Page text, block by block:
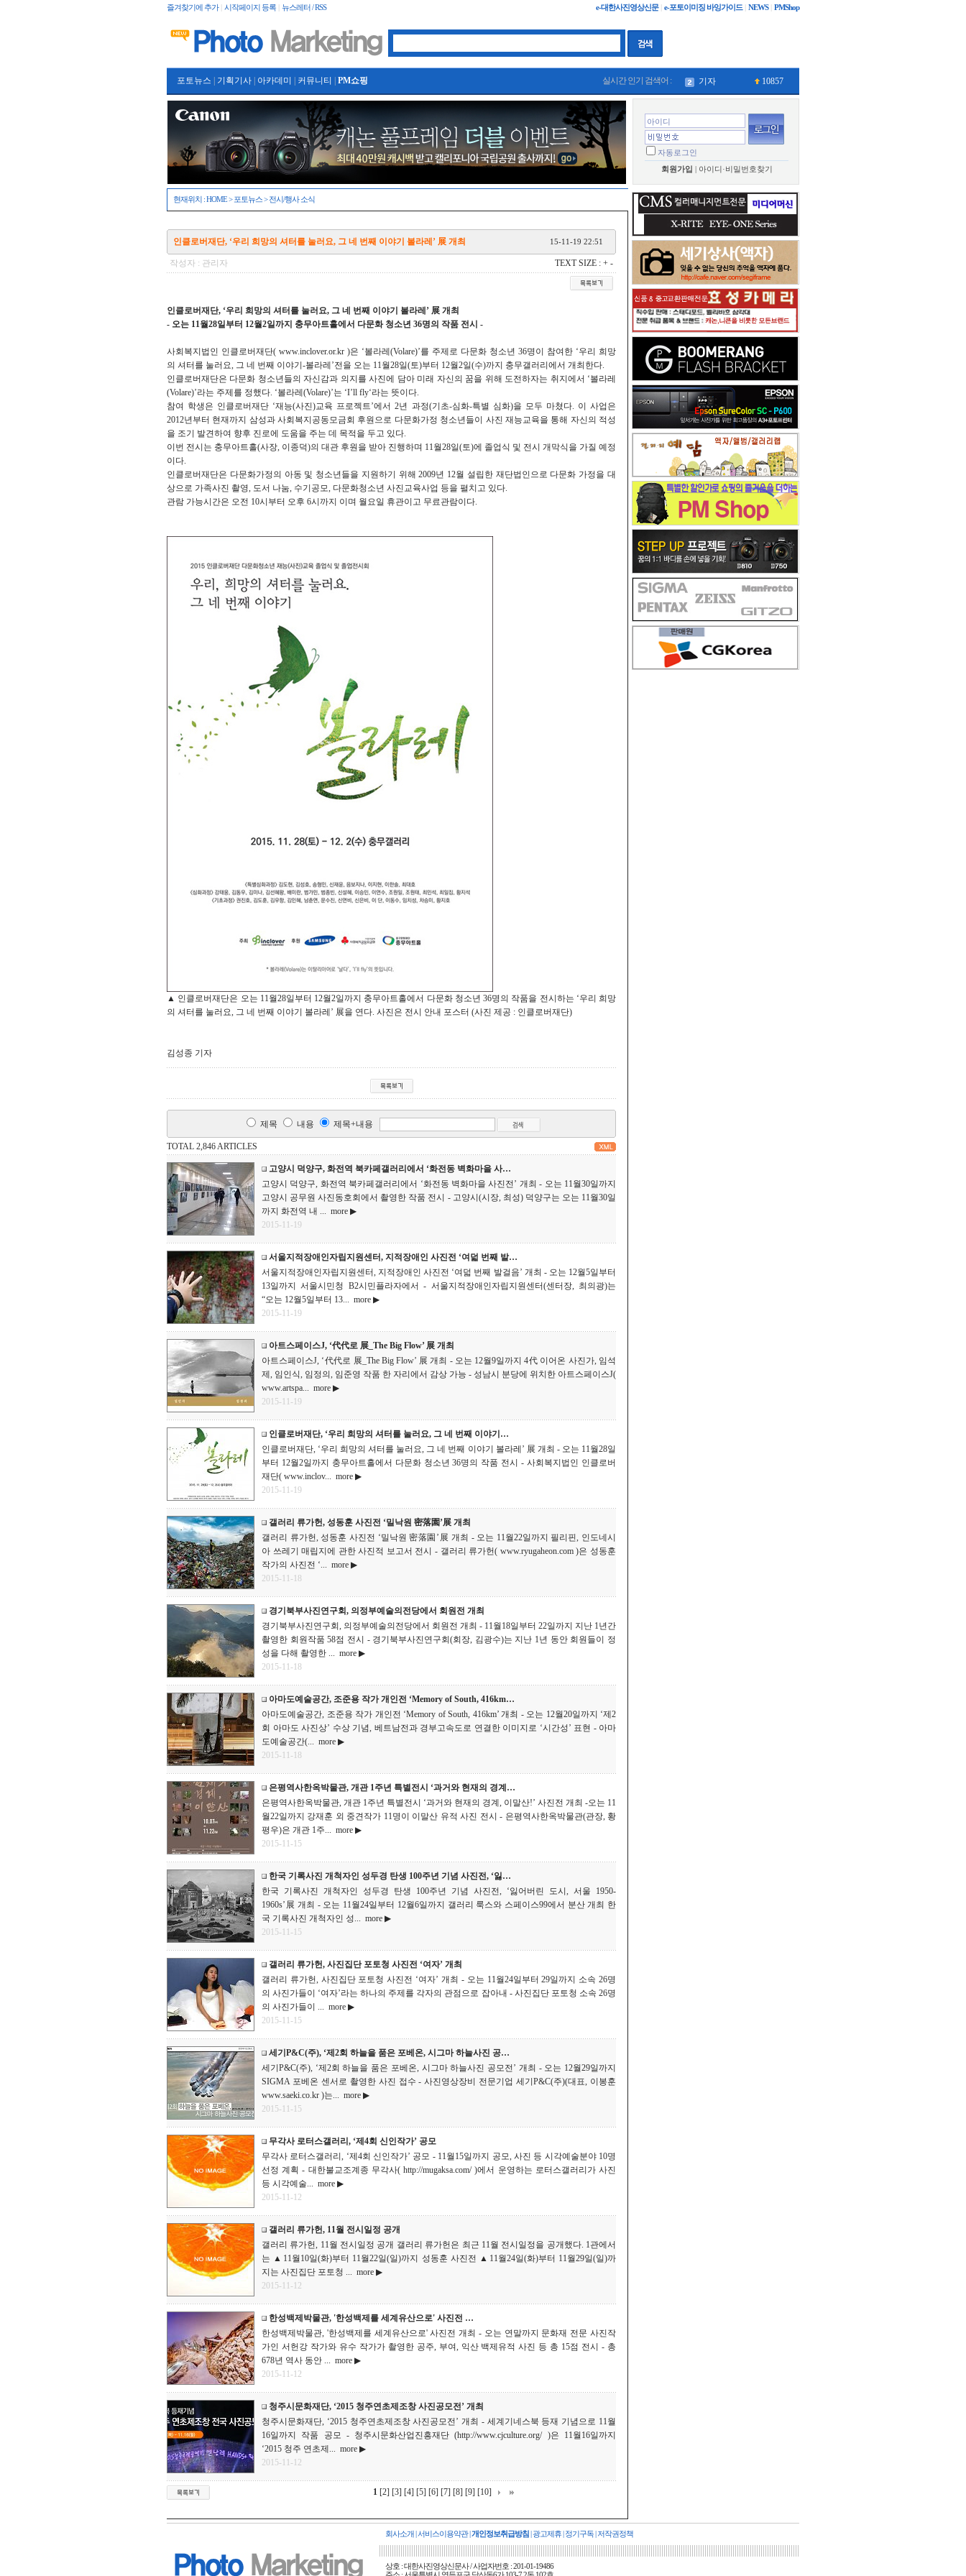
즐겨찾기에 추가| 시작페이지 등록 뉴스레터 / RSS e-대한사진영상신문| e-포토이미징 바잉가이드 NEWS| PMShop
포토뉴스 기획기사 아카데미 커뮤니티 PM쇼핑 실시간 인기 검색어 : 기자 10857
자동로그인
회원가입 아이디·비밀번호찾기
현재위치 :HOME>포토뉴스>전시/행사 소식
인클로버재단, ‘우리 희망의 셔터를 눌러요, 그 네 번째 이야기 볼라레’ 展 개최 15-11-19 22:51
작성자 : 관리자 TEXT SIZE : + -
인클로버재단, ‘우리 희망의 셔터를 눌러요, 그 네 번째 이야기 볼라레’ 展 개최
- 오는 11월28일부터 12월2일까지 충무아트홀에서 다문화 청소년 36명의 작품 전시 -
사회복지법인 인클로버재단( www.inclover.or.kr )은 ‘볼라레(Volare)’를 주제로 다문화 청소년 36명이 참여한 ‘우리 희망
의 셔터를 눌러요, 그 네 번째 이야기-볼라레’전을 오는 11월28일(토)부터 12월2일(수)까지 충무갤러리에서 개최한다.
인클로버재단은 다문화 청소년들의 자신감과 의지를 사진에 담아 미래 자신의 꿈을 위해 도전하자는 취지에서 ‘볼라레
(Volare)’라는 주제를 정했다. ‘볼라레(Volare)’는 ‘I’ll fly‘라는 뜻이다.
참여 학생은 인클로버재단 ‘재능(사진)교육 프로젝트’에서 2년 과정(기초-심화-특별 심화)을 모두 마쳤다. 이 사업은
2012년부터 현재까지 삼성과 사회복지공동모금회 후원으로 다문화가정 청소년들이 사진 재능교육을 통해 자신의 적성
을 조기 발견하여 향후 진로에 도움을 주는 데 목적을 두고 있다.
이번 전시는 충무아트홀(사장, 이종덕)의 대관 후원을 받아 진행하며 11월28일(토)에 졸업식 및 전시 개막식을 가질 예정
이다.
인클로버재단은 다문화가정의 아동 및 청소년들을 지원하기 위해 2009년 12월 설립한 재단법인으로 다문화 가정을 대
상으로 가족사진 촬영, 도서 나눔, 수기공모, 다문화청소년 사진교육사업 등을 펼치고 있다.
관람 가능시간은 오전 10시부터 오후 6시까지 이며 월요일 휴관이고 무료관람이다.
▲ 인클로버재단은 오는 11월28일부터 12월2일까지 충무아트홀에서 다문화 청소년 36명의 작품을 전시하는 ‘우리 희망
의 셔터를 눌러요, 그 네 번째 이야기 볼라레’ 展을 연다. 사진은 전시 안내 포스터 (사진 제공 : 인클로버재단)
김성종 기자
제목 내용 제목+내용
TOTAL 2,846 ARTICLES
고양시 덕양구, 화전역 북카페갤러리에서 ‘화전동 벽화마을 사…
고양시 덕양구, 화전역 북카페갤러리에서 ‘화전동 벽화마을 사진전’ 개최 - 오는 11월30일까지
고양시 공무원 사진동호회에서 촬영한 작품 전시 - 고양시(시장, 최성) 덕양구는 오는 11월30일
까지 화전역 내 ... more ▶
2015-11-19
서울지적장애인자립지원센터, 지적장애인 사진전 ‘여덟 번째 발…
서울지적장애인자립지원센터, 지적장애인 사진전 ‘여덟 번째 발걸음’ 개최 - 오는 12월5일부터
13일까지 서울시민청 B2시민플라자에서 - 서울지적장애인자립지원센터(센터장, 최의광)는
“오는 12월5일부터 13... more ▶
2015-11-19
아트스페이스J, ‘代代로 展_The Big Flow’ 展 개최
아트스페이스J, ‘代代로 展_The Big Flow’ 展 개최 - 오는 12월9일까지 4代 이어온 사진가, 임석
제, 임인식, 임정의, 임준영 작품 한 자리에서 감상 가능 - 성남시 분당에 위치한 아트스페이스J(
www.artspa... more ▶
2015-11-19
인클로버재단, ‘우리 희망의 셔터를 눌러요, 그 네 번째 이야기…
인클로버재단, ‘우리 희망의 셔터를 눌러요, 그 네 번째 이야기 볼라레’ 展 개최 - 오는 11월28일
부터 12월2일까지 충무아트홀에서 다문화 청소년 36명의 작품 전시 - 사회복지법인 인클로버
재단( www.inclov... more ▶
2015-11-19
갤러리 류가헌, 성동훈 사진전 ‘밀낙원 密落園’展 개최
갤러리 류가헌, 성동훈 사진전 ‘밀낙원 密落園’展 개최 - 오는 11월22일까지 필리핀, 인도네시
아 쓰레기 매립지에 관한 사진적 보고서 전시 - 갤러리 류가헌( www.ryugaheon.com )은 성동훈
작가의 사진전 ‘... more ▶
2015-11-18
경기북부사진연구회, 의정부예술의전당에서 회원전 개최
경기북부사진연구회, 의정부예술의전당에서 회원전 개최 - 11월18일부터 22일까지 지난 1년간
촬영한 회원작품 58점 전시 - 경기북부사진연구회(회장, 김광수)는 지난 1년 동안 회원들이 정
성을 다해 촬영한 ... more ▶
2015-11-18
아마도예술공간, 조준용 작가 개인전 ‘Memory of South, 416km…
아마도예술공간, 조준용 작가 개인전 ‘Memory of South, 416km’ 개최 - 오는 12월20일까지 ‘제2
회 아마도 사진상’ 수상 기념, 베트남전과 경부고속도로 연결한 이미지로 ‘시간성’ 표현 - 아마
도예술공간(... more ▶
2015-11-18
은평역사한옥박물관, 개관 1주년 특별전시 ‘과거와 현재의 경계…
은평역사한옥박물관, 개관 1주년 특별전시 ‘과거와 현재의 경계, 이말산!’ 사진전 개최 -오는 11
월22일까지 강재훈 외 중견작가 11명이 이말산 유적 사진 전시 - 은평역사한옥박물관(관장, 황
평우)은 개관 1주... more ▶
2015-11-15
한국 기록사진 개척자인 성두경 탄생 100주년 기념 사진전, ‘잃…
한국 기록사진 개척자인 성두경 탄생 100주년 기념 사진전, ‘잃어버린 도시, 서울 1950-
1960s’展 개최 - 오는 11월24일부터 12월6일까지 갤러리 룩스와 스페이스99에서 분산 개최 한
국 기록사진 개척자인 성... more ▶
2015-11-15
갤러리 류가헌, 사진집단 포토청 사진전 ‘여자’ 개최
갤러리 류가헌, 사진집단 포토청 사진전 ‘여자’ 개최 - 오는 11월24일부터 29일까지 소속 26명
의 사진가들이 ‘여자’라는 하나의 주제를 각자의 관점으로 잡아내 - 사진집단 포토청 소속 26명
의 사진가들이 ... more ▶
2015-11-15
세기P&C(주), ‘제2회 하늘을 품은 포베온, 시그마 하늘사진 공…
세기P&C(주), ‘제2회 하늘을 품은 포베온, 시그마 하늘사진 공모전’ 개최 - 오는 12월29일까지
SIGMA 포베온 센서로 촬영한 사진 접수 - 사진영상장비 전문기업 세기P&C(주)(대표, 이봉훈
www.saeki.co.kr )는... more ▶
2015-11-15
무각사 로터스갤러리, ‘제4회 신인작가’ 공모
무각사 로터스갤러리, ‘제4회 신인작가’ 공모 - 11월15일까지 공모, 사진 등 시각예술분야 10명
선정 계획 - 대한불교조계종 무각사( http://mugaksa.com/ )에서 운영하는 로터스갤러리가 사진
등 시각예술... more ▶
2015-11-12
갤러리 류가헌, 11월 전시일정 공개
갤러리 류가헌, 11월 전시일정 공개 갤러리 류가헌은 최근 11월 전시일정을 공개했다. 1관에서
는 ▲11월10일(화)부터 11월22일(일)까지 성동훈 사진전 ▲11월24일(화)부터 11월29일(일)까
지는 사진집단 포토청 ... more ▶
2015-11-12
한성백제박물관, '한성백제를 세계유산으로' 사진전 …
한성백제박물관, '한성백제를 세계유산으로' 사진전 개최 - 오는 연말까지 문화재 전문 사진작
가인 서헌강 작가와 유수 작가가 촬영한 공주, 부여, 익산 백제유적 사진 등 총 15점 전시 - 총
678년 역사 동안 ... more ▶
2015-11-12
청주시문화재단, ‘2015 청주연초제조창 사진공모전’ 개최
청주시문화재단, ‘2015 청주연초제조창 사진공모전’ 개최 - 세계기네스북 등재 기념으로 11월
16일까지 작품 공모 - 청주시문화산업진흥재단 (http://www.cjculture.org/ )은 11월16일까지
‘2015 청주 연초제... more ▶
2015-11-12
1 [2] [3] [4] [5] [6] [7] [8] [9] [10]
회사소개 서비스이용약관| 개인정보취급방침 광고제휴 정기구독 저작권정책
상호 : 대한사진영상신문사 / 사업자번호 : 201-01-19486